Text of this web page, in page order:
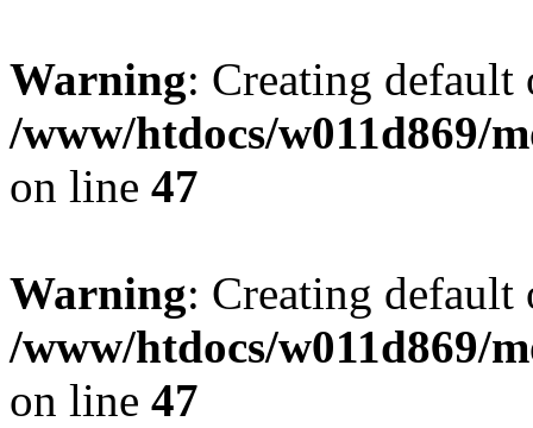
Warning: Creating
/www/htdocs/w011d869/
on line 47
Warning: Creating
/www/htdocs/w011d869/
on line 47